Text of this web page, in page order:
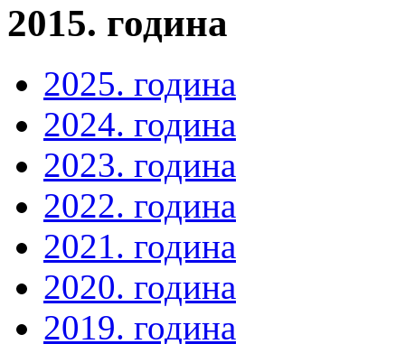
2015. година
2025. година
2024. година
2023. година
2022. година
2021. година
2020. година
2019. година